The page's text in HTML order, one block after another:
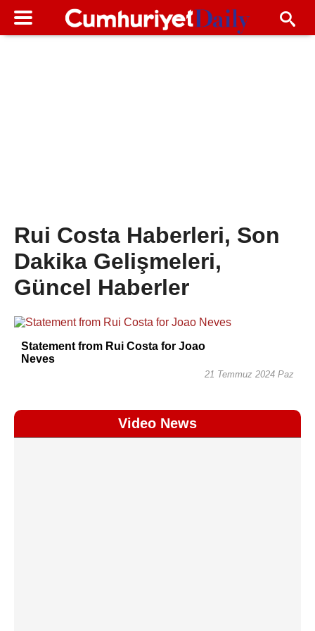
Rui Costa Haberleri, Son
Dakika Gelişmeleri,
Güncel Haberler
Statement from Rui Costa for Joao
Neves
21 Temmuz 2024 Paz
Video News